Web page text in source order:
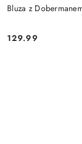
Bluza z
Cena:
129.99